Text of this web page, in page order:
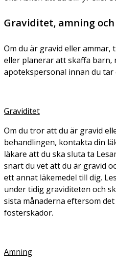
Graviditet, amning
Om du är gravid eller
eller planerar att skaffa barn,
apotekspersonal innan du tar
Graviditet
Om du tror att du är gravid
behandlingen, kontakta din
läkare att du ska sluta ta
snart du vet att du är gravid
ett annat läkemedel till dig.
under tidig graviditeten och
sista månaderna eftersom
fosterskador.
Amning